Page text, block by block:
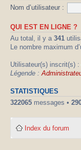
Nom d’utilisateur :
QUI EST EN LIGNE ?
Au total, il y a 341
Le nombre maximum
Utilisateur(s) inscrit(s) :
Légende :
STATISTIQUES
322065 messages •
Index du forum